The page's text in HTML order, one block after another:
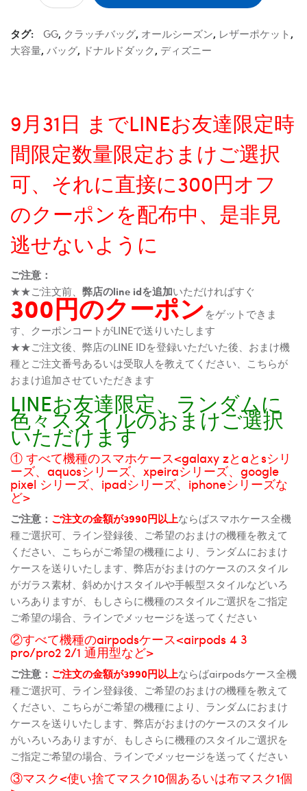
タグ: GG, クラッチバッグ, オールシーズン, レザーポケット ,
大容量, バッグ, ドナルドダック, ディズニー
9月31日 までLINEお友達限定時
間限定数量限定おまけご選択
可、それに直接に300円オフ
のクーポンを配布中、是非見
逃せないように
ご注意：
★★ご注文前、 弊店のline idを追加いただければすぐ
300円のクーポンをゲットできま
す、クーポンコートがLINEで送りいたします
★★ご注文後、弊店のLINE IDを登録いただいた後、おまけ機
種とご注文番号あるいは受取人を教えてください、こちらが
おまけ追加させていただきます
LINEお友達限定、ランダムに
色々スタイルのおまけご選択
いただけます
① すべて機種のスマホケース<galaxy zとaとsシリ
ーズ、aquosシリーズ、xpeiraシリーズ、google
pixel シリーズ、ipadシリーズ、iphoneシリーズな
ど>
ご注意： ご注文の金額が3990円以上ならばスマホケース全機
種ご選択可、ライン登録後、ご希望のおまけの機種を教えて
ください、こちらがご希望の機種により、ランダムにおまけ
ケースを送りいたします、弊店がおまけのケースのスタイル
がガラス素材、斜めかけスタイルや手帳型スタイルなどいろ
いろありますが、もしさらに機種のスタイルご選択をご指定
ご希望の場合、ラインでメッセージを送ってください
②すべて機種のairpodsケース<airpods 4 3
pro/pro2 2/1 通用型など>
ご注意： ご注文の金額が3990円以上ならばairpodsケース全機
種ご選択可、ライン登録後、ご希望のおまけの機種を教えて
ください、こちらがご希望の機種により、ランダムにおまけ
ケースを送りいたします、弊店がおまけのケースのスタイル
がいろいろありますが、もしさらに機種のスタイルご選択を
ご指定ご希望の場合、ラインでメッセージを送ってください
③マスク<使い捨てマスク10個あるいは布マスク1個